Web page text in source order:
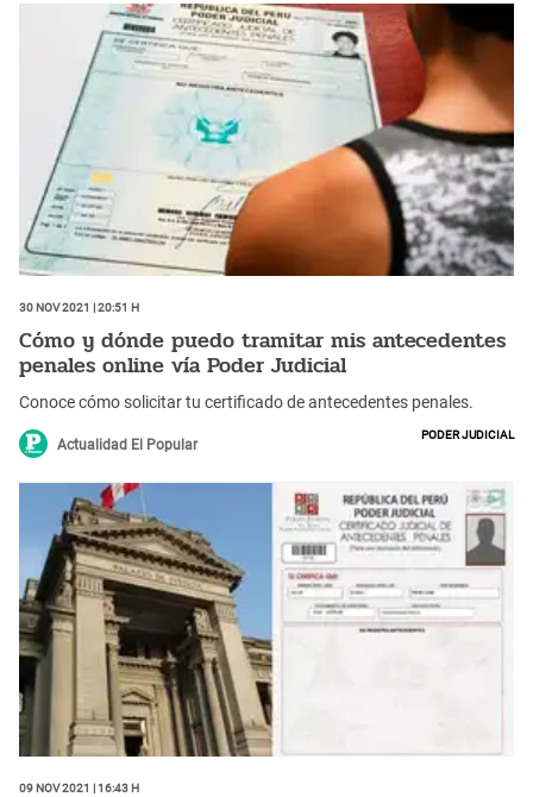
30 Nov 2021 | 20:51 h
Cómo y dónde puedo tramitar mis antecedentes
penales online vía Poder Judicial
Conoce cómo solicitar tu certificado de antecedentes penales.
Actualidad El Popular
Poder Judicial
09 Nov 2021 | 16:43 h